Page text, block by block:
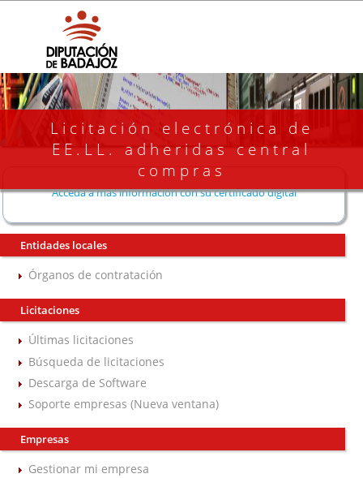
Licitación electrónica de
EE.LL. adheridas central
compras
Acceda a más información con su certificado digital
Entidades locales
Órganos de contratación
Licitaciones
Últimas licitaciones
Búsqueda de licitaciones
Descarga de Software
Soporte empresas (Nueva ventana)
Empresas
Gestionar mi empresa